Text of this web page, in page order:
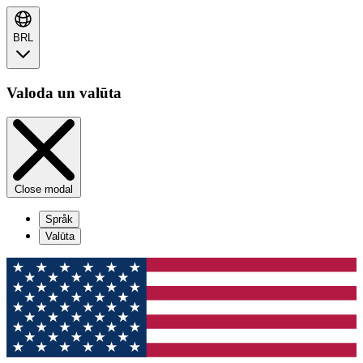
BRL
Valoda un valūta
Close modal
Språk
Valūta